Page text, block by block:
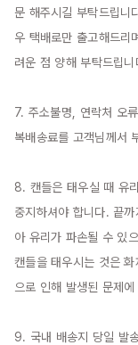
문 해주시길 부탁드립니
우 택배로만 출고해드리
려운 점 양해 부탁드립니
7. 주소불명, 연락처 오
복배송료를 고객님께서
8. 캔들은 태우실 때 유
중지하셔야 합니다. 끝
아 유리가 파손될 수 있
캔들을 태우시는 것은
으로 인해 발생된 문제
9. 국내 배송지 당일 발